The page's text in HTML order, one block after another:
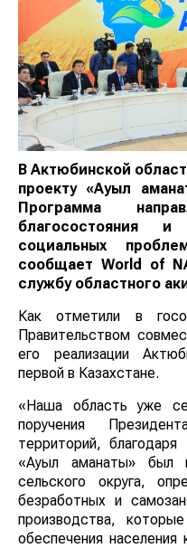
В Актюбинской
проекту «Ауыл
Программа
благосостояния и
социальных
сообщаетWorld of
службу областного
Как отметили в
Правительством
его реализации
первой в Казахстане.
«Наша область уже
поручения
территорий,
«Ауыл аманаты» был
сельского округа,
безработных и
производства,
обеспечения